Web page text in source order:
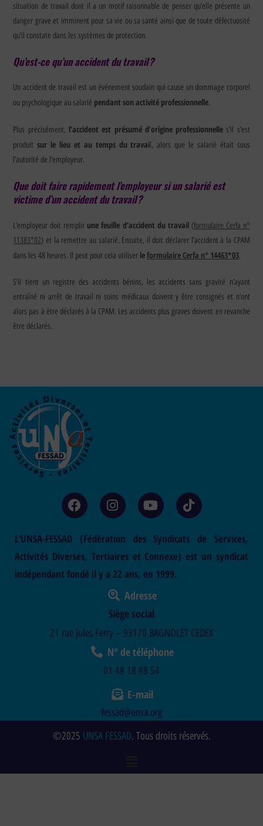
situation de travail dont il a un motif raisonnable de penser qu’elle présente un
danger grave et imminent pour sa vie ou sa santé ainsi que de toute défectuosité
qu’il constate dans les systèmes de protection.
Qu’est-ce qu’un accident du travail ?
Un accident de travail est un événement soudain qui cause un dommage corporel
ou psychologique au salarié pendant son activité professionnelle.
Plus précisément, l’accident est présumé d’origine professionnelle s’il s’est
produitsur le lieu et au temps du travai l, alors que le salarié était sous
l’autorité de l’employeur.
Que doit faire rapidement l’employeur si un salarié est
victime d’un accident du travail ?
L’employeur doit remplir une feuille d’accident du travail (formulaire Cerfa n°
11383*02) et la remettre au salarié. Ensuite, il doit déclarer l’accident à la CPAM
dans les 48 heures. Il peut pour cela utiliser leformulaire Cerfa n° 14463*03.
S’il tient un registre des accidents bénins, les accidents sans gravité n’ayant
entraîné ni arrêt de travail ni soins médicaux doivent y être consignés et n’ont
alors pas à être déclarés à la CPAM. Les accidents plus graves doivent en revanche
être déclarés.
L’UNSA-FESSAD (Fédération des Syndicats de Services,
Activités Diverses, Tertiaires et Connexe) est un syndicat
indépendant fondé il y a 22 ans, en 1999.
Adresse
Siège social
21 rue Jules Ferry – 93170 BAGNOLET CEDEX
N° de téléphone
01 48 18 88 54
E-mail
fessad@unsa.org
©2025 UNSA FESSAD. Tous droits réservés.